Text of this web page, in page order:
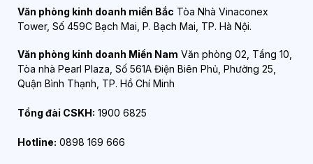
Văn phòng kinh doanh miền Bắc Tòa Nhà Vinaconex
Tower, Số 459C Bạch Mai, P. Bạch Mai, TP. Hà Nội.
Văn phòng kinh doanh Miền Nam Văn phòng 02, Tầng 10,
Tòa nhà Pearl Plaza, Số 561A Điện Biên Phủ, Phường 25,
Quận Bình Thạnh, TP. Hồ Chí Minh
Tổng đài CSKH: 1900 6825
Hotline: 0898 169 666